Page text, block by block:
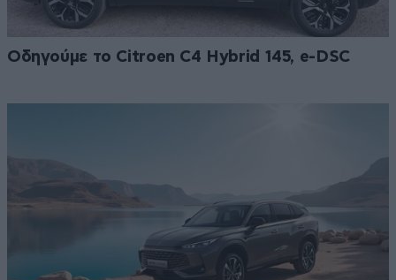
Οδηγούμε το Citroen C4 Hybrid 145, e-DSC